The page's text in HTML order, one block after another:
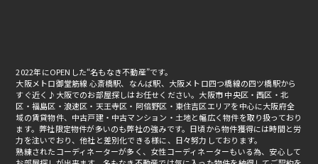
2022年にOPENした“名もなき不動産”です。
大阪メトロ御堂筋線 心斎橋駅、なんば駅、大阪メトロ四つ橋線の四ツ橋駅から
すぐ近く♪大阪でのお部屋探しはお任せください。大阪市 中央区・西区・北
区・福島区・浪速区・天王寺区・阿倍野区・東住吉区エリアを中心に大阪府全
域の賃貸物件、中古戸建・中古マンション・土地と幅広く物件を取り扱っており
ます。弊社限定物件が多いのも弊社の強みです。日頃から物件獲得には時間と労
力を注いでおり、他社と差別化できる様に、日々努力しております。
熟練されたコーディネーターが多く、女性コーディネーターもいる為、安心して